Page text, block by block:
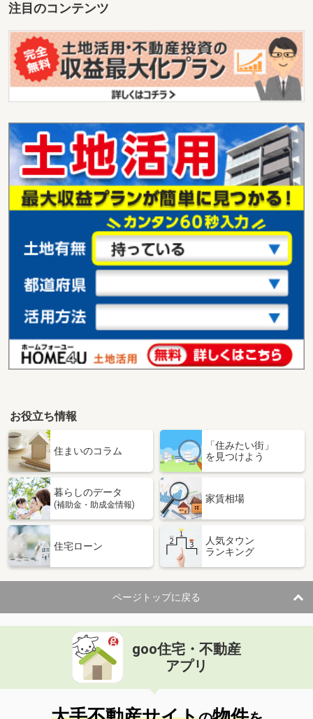
注目のコンテンツ
お役立ち情報
住まいのコラム
「住みたい街」
を見つけよう
暮らしのデータ
(補助金・助成金情報)
家賃相場
住宅ローン
人気タウン
ランキング
ページトップに戻る
goo住宅・不動産
アプリ